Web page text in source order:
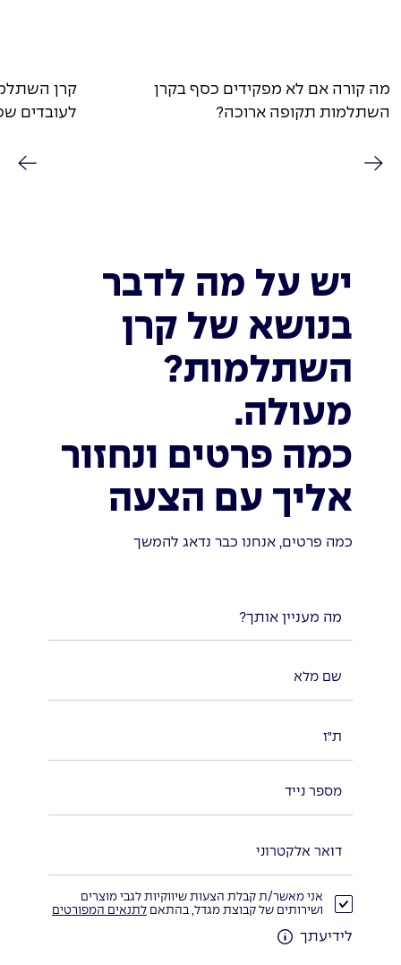
מה קורה אם לא מפקידים כסף בקרן
השתלמות תקופה ארוכה?
קרן
לעובדים
יש על מה לדבר
בנושא של קרן
השתלמות?
מעולה.
כמה פרטים ונחזור
אליך עם הצעה
כמה פרטים, אנחנו כבר נדאג להמשך
מה מעניין אותך?
אני מאשר/ת קבלת הצעות שיווקיות לגבי מוצרים
ושירותים של קבוצת מגדל, בהתאם לתנאים המפורטים
לידיעתך